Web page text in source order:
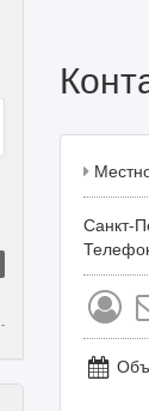
Санкт-